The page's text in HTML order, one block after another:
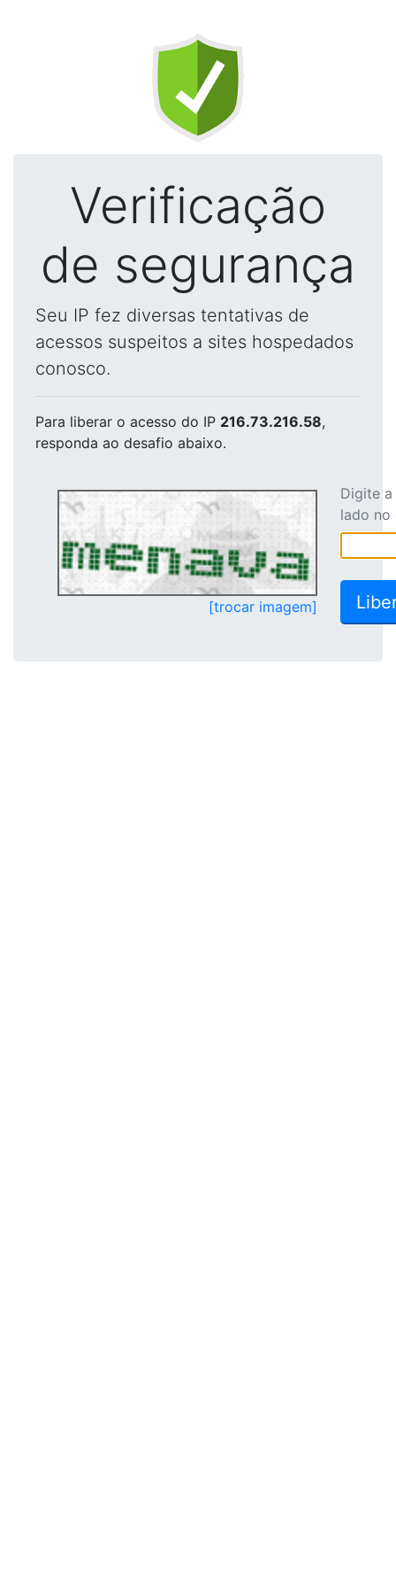
Verificação
de segurança
Seu IP fez diversas tentativas de
acessos suspeitos a sites hospedados
conosco.
Para liberar o acesso do IP 216.73.216.58,
responda ao desafio abaixo.
[trocar imagem]
Digite
lado no